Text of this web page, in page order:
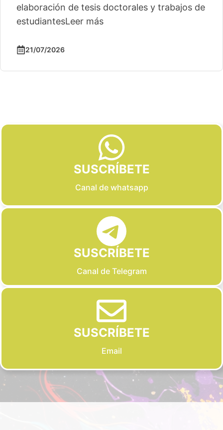
elaboración de tesis doctorales y trabajos de
estudiantesLeer más
21/07/2026
SUSCRÍBETE
Canal de whatsapp
SUSCRÍBETE
Canal de Telegram
SUSCRÍBETE
Email